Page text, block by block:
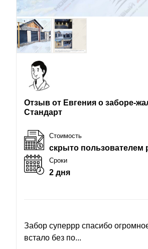
Отзыв от Евгения о заборе-
Стандарт
Стоимость
скрыто пользователем
Сроки
2 дня
Забор суперрр спасибо
встало без по...